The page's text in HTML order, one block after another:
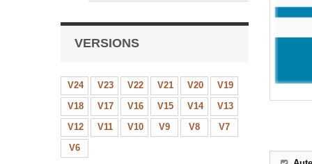
VERSIONS
V24 V23 V22 V21 V20
V19
V18
V17 V16 V15 V14
V13
V12
V11 V10 V9 V8
V7
V6